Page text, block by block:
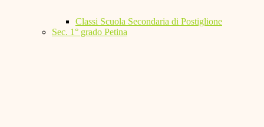
Classi Scuola Secondaria di Postiglione
Sec. 1° grado Petina